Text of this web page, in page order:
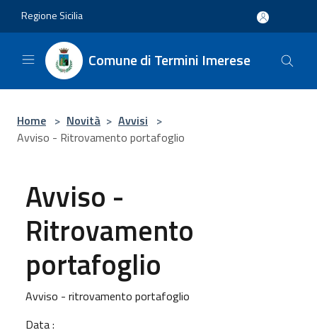
Regione Sicilia
Comune di Termini Imerese
Home > Novità > Avvisi >
Avviso - Ritrovamento portafoglio
Avviso -
Ritrovamento
portafoglio
Avviso - ritrovamento portafoglio
Data :